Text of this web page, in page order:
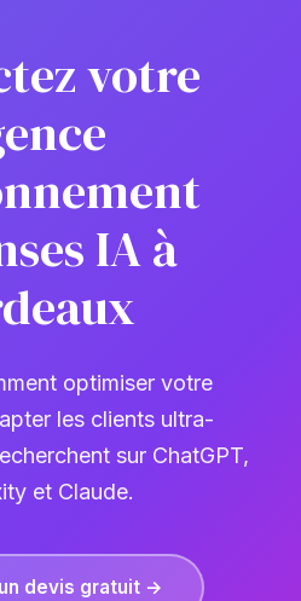
votre
IA à
optimiser votre
les clients ultra-
sur ChatGPT,
et Claude.
devis gratuit →